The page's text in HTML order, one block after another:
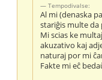
Tempodivalse:
Al mi (denaska
stariĝis multe
Mi scias ke
akuzativo kaj
naturaj por mi
Fakte mi eĉ